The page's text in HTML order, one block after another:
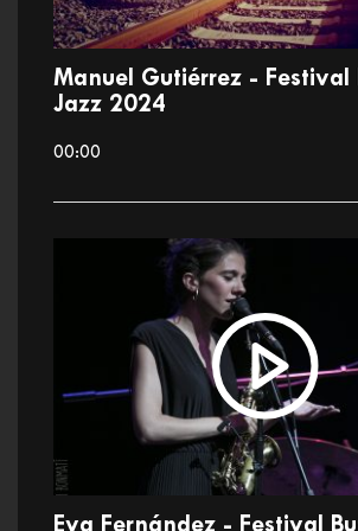
Manuel Gutiérrez - Festival
Jazz 2024
00:00
Eva Fernández - Festival